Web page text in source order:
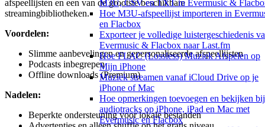
M3U, CSV en TXT in Evermusic &
Hoe M3U-afspeellijst importeren in
en Flacbox
Exporteer je volledige luistergeschiedenis
Evermusic & Flacbox naar Last.fm
Hoe FLAC (Lossless) Muziek Afspelen op
Mijn iPhone
Muziek streamen vanaf iCloud Drive op je
iPhone of Mac
Hoe opmerkingen toevoegen en bekijken
audiotracks op iPhone, iPad en Mac met
Evermusic en Flacbox
afspeellijsten en een van de grootste beschikbare
streamingbibliotheken.
Voordelen:
Slimme aanbevelingen en gepersonaliseerde afspeellijsten
Podcasts inbegrepen
Offline downloads (Premium)
Nadelen:
Beperkte ondersteuning voor lokale bestanden